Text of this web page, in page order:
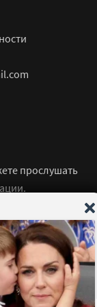
прослушать
права защищены